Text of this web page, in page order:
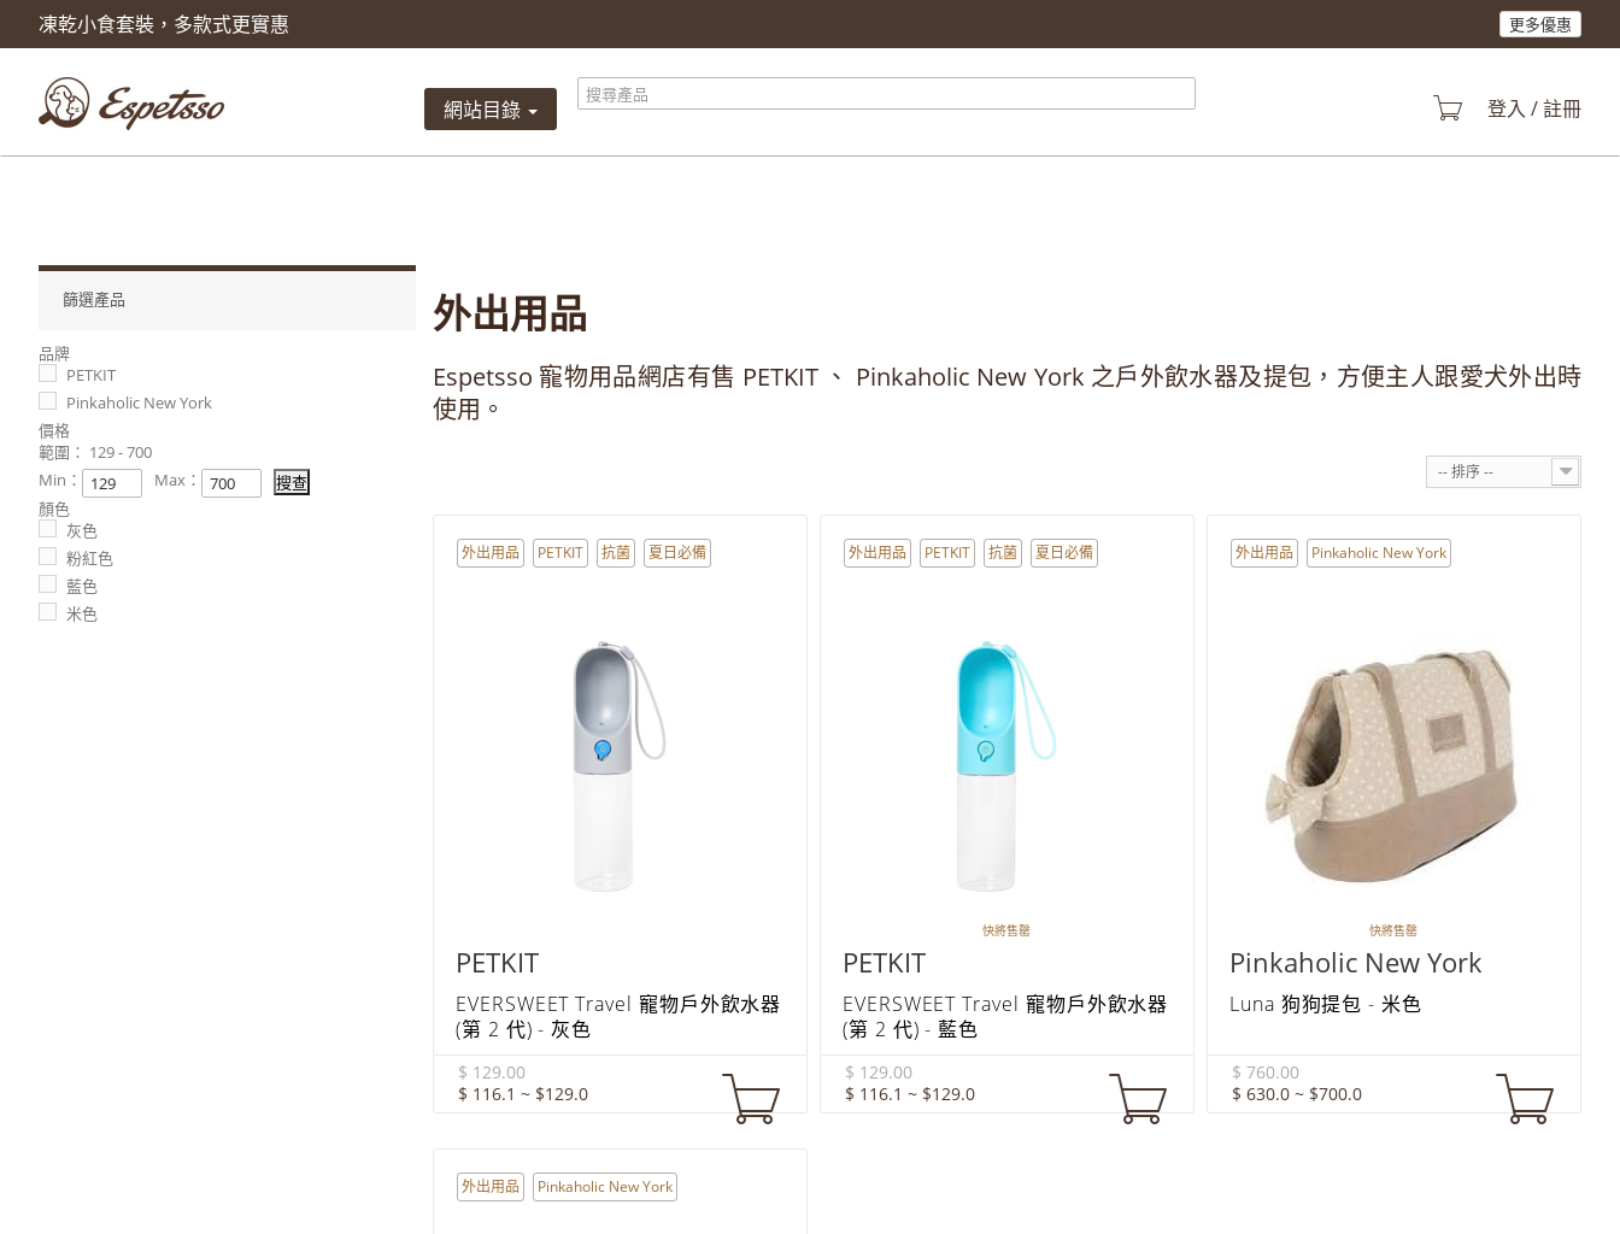
凍乾小食套裝，多款式更實惠 更多優惠
產品已被加入到購物車
數量
總計
產品總計$ 0.00
總計$ 0.00
繼續購物
前往結算
網站目錄 登入 / 註冊
篩選產品
品牌
PETKIT
Pinkaholic New York
價格
範圍： 129 - 700
Min：
Max：
顏色
灰色
粉紅色
藍色
米色
外出用品
Espetsso 寵物用品網店有售 PETKIT 、 Pinkaholic New York 之戶外飲水器及提包，方便主人跟愛犬外出時
使用。
-- 排序 --
外出用品 PETKIT 抗菌 夏日必備
PETKIT
EVERSWEET Travel 寵物戶外飲水器
(第 2 代) - 灰色
$ 129.00
$ 116.1 ~ $129.0
外出用品 PETKIT 抗菌 夏日必備
快將售罄
PETKIT
EVERSWEET Travel 寵物戶外飲水器
(第 2 代) - 藍色
$ 129.00
$ 116.1 ~ $129.0
外出用品 Pinkaholic New York
快將售罄
Pinkaholic New York
Luna 狗狗提包 - 米色
$ 760.00
$ 630.0 ~ $700.0
外出用品 Pinkaholic New York